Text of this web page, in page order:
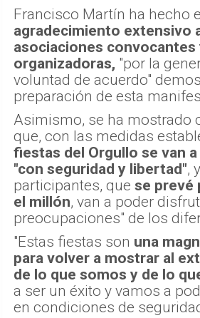
Francisco Martín ha hecho
agradecimiento extensivo
asociaciones convocantes
organizadoras, "por la
voluntad de acuerdo"
preparación de esta
Asimismo, se ha mostrado
que, con las medidas
fiestas del Orgullo se van
"con seguridad y libertad",
participantes, que se prevé
el millón, van a poder
preocupaciones" de los
"Estas fiestas son una
para volver a mostrar al
de lo que somos y de lo
a ser un éxito y vamos a
en condiciones de